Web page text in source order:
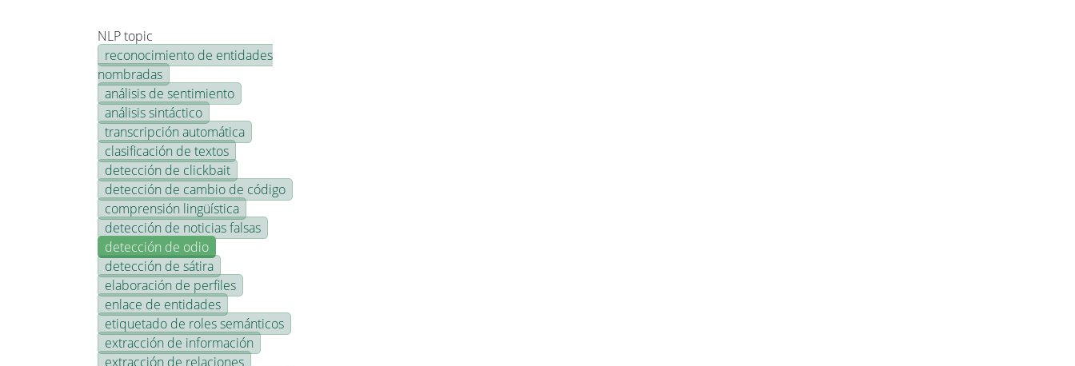
NLP topic
reconocimiento de entidades
nombradas
análisis de sentimiento
análisis sintáctico
transcripción automática
clasificación de textos
detección de clickbait
detección de cambio de código
comprensión lingüística
detección de noticias falsas
detección de odio
detección de sátira
elaboración de perfiles
enlace de entidades
etiquetado de roles semánticos
extracción de información
extracción de relaciones